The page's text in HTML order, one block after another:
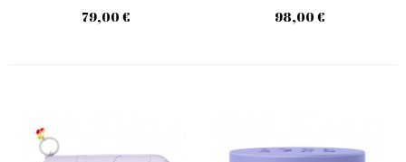
79,00 € 98,00 €